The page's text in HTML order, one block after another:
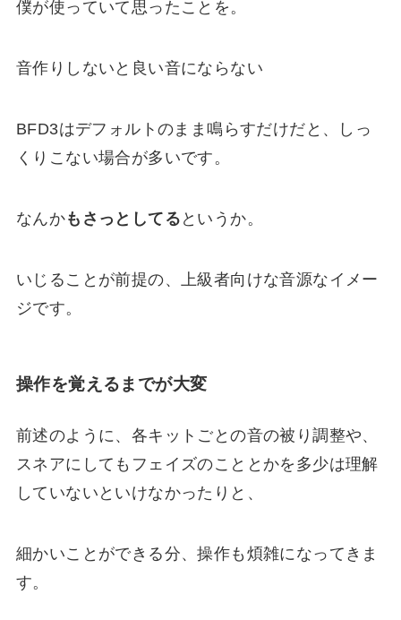
僕が使っていて思ったことを。
音作りしないと良い音にならない
BFD3はデフォルトのまま鳴らすだけだと、
しっ
くりこない場合が多いです。
なんかもさっとしてる というか。
いじることが前提の、上級者向けな音源なイメー
ジです。
操作を覚えるまでが大変
前述のように、各キットごとの音の被り調整や、
スネアにしても フェイズのこととかを多少は理解
していないといけなかったりと、
細かいことができる分、操作も煩雑になってきま
す。